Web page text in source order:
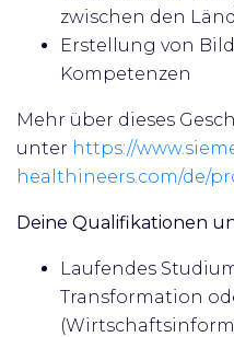
zwischen den
Erstellung von
Kompetenzen
Mehr über dieses
unter https://
healthineers.com/de/
Deine Qualifikationen
Laufendes
Transformation